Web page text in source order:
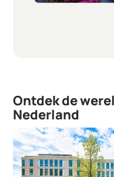
Ontdek de
Nederland